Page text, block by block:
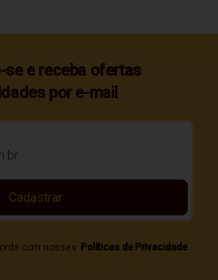
se e receba ofertas
por e-mail
com nossas Políticas de Privacidade
Cadastrar